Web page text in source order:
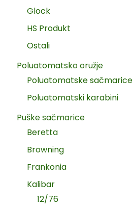
Glock
HS Produkt
Ostali
Poluatomatsko oružje
Poluatomatske sačmarice
Poluatomatski karabini
Puške sačmarice
Beretta
Browning
Frankonia
Kalibar
12/76